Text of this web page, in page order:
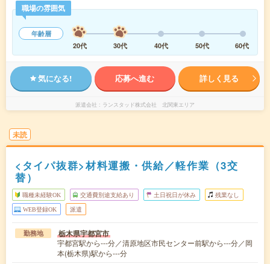
職場の雰囲気
年齢層
20代
30代 40代 50代 60代
気になる! 応募へ進む 詳しく見る
派遣会社 ランスタッド株式会社 北関東エリア
未読
<タイパ抜群>材料運搬・供給／軽作業（3交
替）
職種未経験OK 交通費別途支給あり 土日祝日が休み 残業なし
WEB登録OK 派遣
勤務地 栃木県宇都宮市
宇都宮駅から---分／清原地区市民センター前駅から---分／岡
本(栃木県)駅から---分